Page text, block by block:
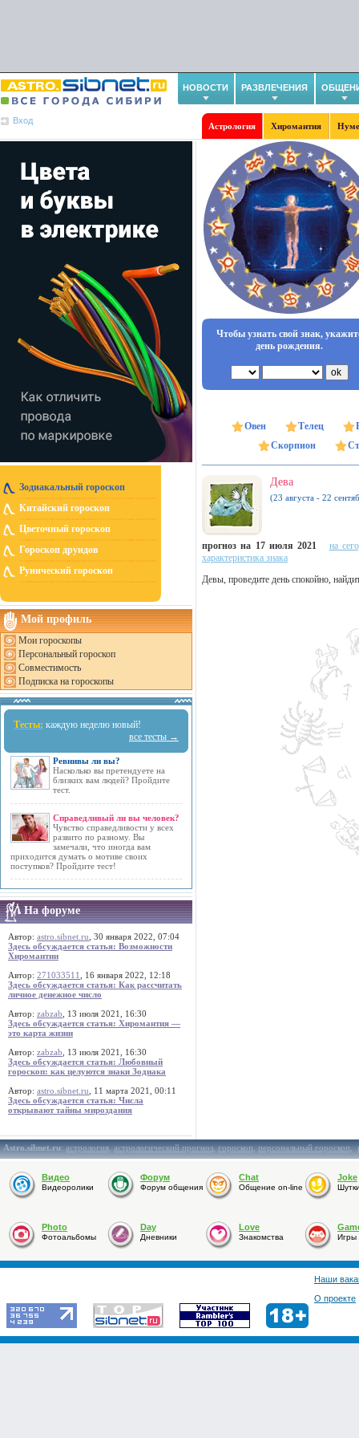
НОВОСТИ РАЗВЛЕЧЕНИЯ
Вход
Астрология Хиромантия
Зодиакальный гороскоп
Китайский гороскоп
Цветочный гороскоп
Гороскоп друидов
Рунический гороскоп
Мой профиль
Мои гороскопы
Персональный гороскоп
Совместимость
Подписка на гороскопы
Тесты: каждую неделю новый!
все тесты →
Ревнивы ли вы?
Насколько вы претендуете на
близких вам людей? Пройдите
тест.
Справедливый ли вы человек?
Чувство справедливости у всех
развито по разному. Вы
замечали, что иногда вам
приходится думать о мотиве своих
поступков? Пройдите тест!
На форуме
Автор: astro.sibnet.ru , 30 января 2022, 07:04
Здесь обсуждается статья: Возможности
Хиромантии
Автор: 271033511
, 16 января 2022, 12:18
Здесь обсуждается статья: Как рассчитать
личное денежное число
Автор: zabzab , 13 июля 2021, 16:30
Здесь обсуждается статья: Хиромантия —
это карта жизни
Автор: zabzab , 13 июля 2021, 16:30
Здесь обсуждается статья: Любовный
гороскоп: как целуются знаки Зодиака
Автор: astro.sibnet.ru , 11 марта 2021, 00:11
Здесь обсуждается статья: Числа
открывают тайны мироздания
Чтобы узнать свой знак,
день рождения.
Овен Телец
Скорпион
Дева
(23 августа - 22
прогноз на 17 июля 2021
на
характеристика знака
Девы, проведите день спокойно,
Astro.sibnet.ru:астрология,астрологический прогноз,гороскоп,персональный гороскоп,
Видео
Видеоролики
Форум
Форум общения
Chat
Общение on-line
Joke
Photo
Фотоальбомы
Day
Дневники
Love
Знакомства Игры
Наши
О проекте